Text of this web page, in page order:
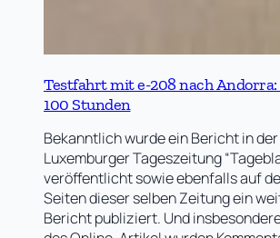
Testfahrt mit e-208 nach
100 Stunden
Bekanntlich wurde ein Bericht in der
Luxemburger Tageszeitung
veröffentlicht sowie ebenfalls auf
Seiten dieser selben Zeitung ein
Bericht publiziert. Und